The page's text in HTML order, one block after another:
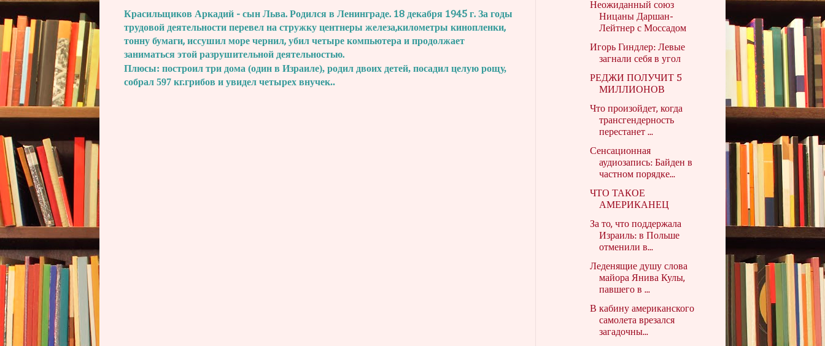
Красильщиков Аркадий - сын Льва. Родился в Ленинграде. 18 декабря 1945 г. За годы
трудовой деятельности перевел на стружку центнеры железа,километры кинопленки,
тонну бумаги, иссушил море чернил, убил четыре компьютера и продолжает
заниматься этой разрушительной деятельностью.
Плюсы: построил три дома (один в Израиле), родил двоих детей, посадил целую рощу,
собрал 597 кг.грибов и увидел четырех внучек..
Неожиданный союз
Ницаны Даршан-
Лейтнер с Моссадом
Игорь Гиндлер: Левые
загнали себя в угол
РЕДЖИ ПОЛУЧИТ 5
МИЛЛИОНОВ
Что произойдет, когда
трансгендерность
перестанет ...
Сенсационная
аудиозапись: Байден в
частном порядке...
ЧТО ТАКОЕ
АМЕРИКАНЕЦ
За то, что поддержала
Израиль: в Польше
отменили в...
Леденящие душу слова
майора Янива Кулы,
павшего в ...
В кабину американского
самолета врезался
загадочны...